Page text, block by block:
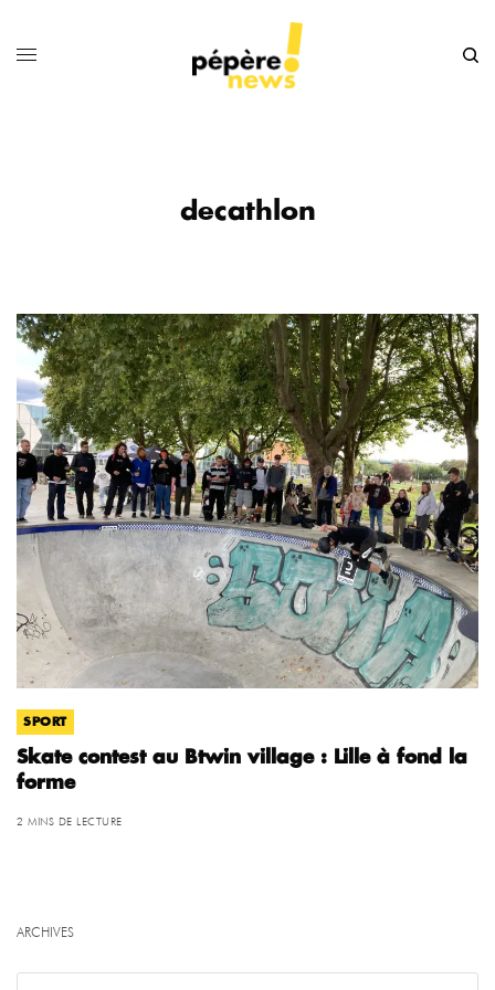
decathlon
SPORT
Skate contest au Btwin village : Lille à fond la
forme
2 MINS DE LECTURE
ARCHIVES